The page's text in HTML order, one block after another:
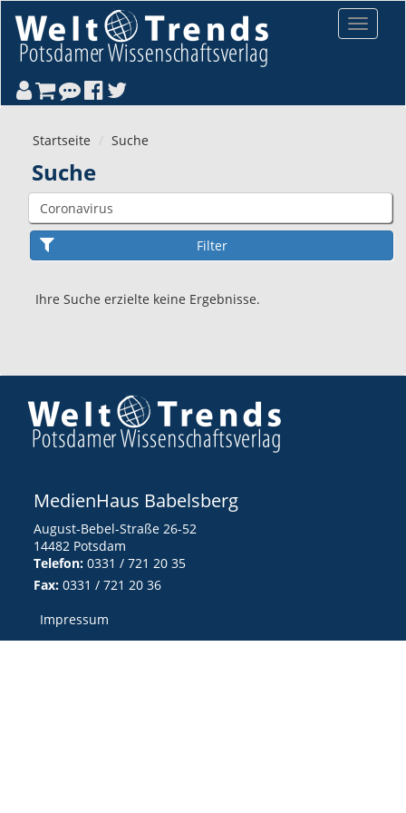
Toggle
Startseite Suche
Suche
Ihre Suche erzielte keine Ergebnisse.
MedienHaus Babelsberg
August-Bebel-Straße 26-52
14482 Potsdam
Telefon: 0331 / 721 20 35
Fax: 0331 / 721 20 36
Impressum